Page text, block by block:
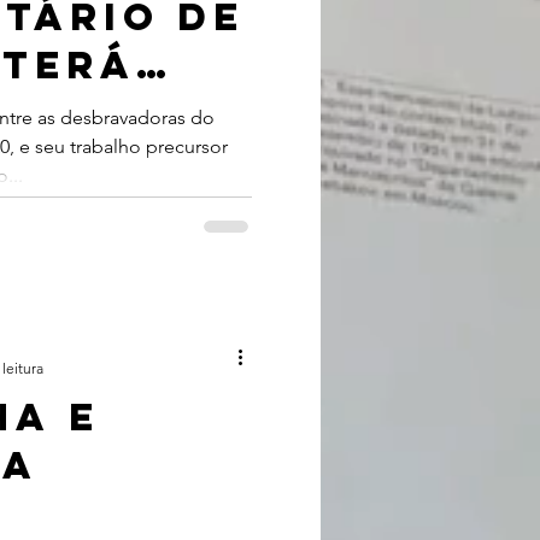
de
no
as desbravadoras do
e seu trabalho precursor
e
leitura